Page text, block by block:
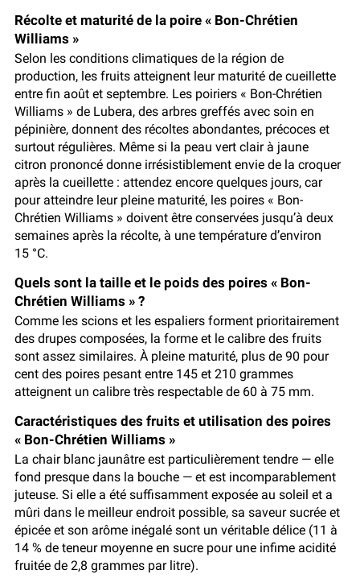
Récolte et maturité de la poire « Bon-Chrétien
Williams »
Selon les conditions climatiques de la région de
production, les fruits atteignent leur maturité de cueillette
entre fin août et septembre. Les poiriers « Bon-Chrétien
Williams » de Lubera, des arbres greffés avec soin en
pépinière, donnent des récoltes abondantes, précoces et
surtout régulières. Même si la peau vert clair à jaune
citron prononcé donne irrésistiblement envie de la croquer
après la cueillette : attendez encore quelques jours, car
pour atteindre leur pleine maturité, les poires « Bon-
Chrétien Williams » doivent être conservées jusqu’à deux
semaines après la récolte, à une température d’environ
15 °C.
Quels sont la taille et le poids des poires « Bon-
Chrétien Williams » ?
Comme les scions et les espaliers forment prioritairement
des drupes composées, la forme et le calibre des fruits
sont assez similaires. À pleine maturité, plus de 90 pour
cent des poires pesant entre 145 et 210 grammes
atteignent un calibre très respectable de 60 à 75 mm.
Caractéristiques des fruits et utilisation des poires
« Bon-Chrétien Williams »
La chair blanc jaunâtre est particulièrement tendre — elle
fond presque dans la bouche — et est incomparablement
juteuse. Si elle a été suffisamment exposée au soleil et a
mûri dans le meilleur endroit possible, sa saveur sucrée et
épicée et son arôme inégalé sont un véritable délice (11 à
14 % de teneur moyenne en sucre pour une infime acidité
fruitée de 2,8 grammes par litre).